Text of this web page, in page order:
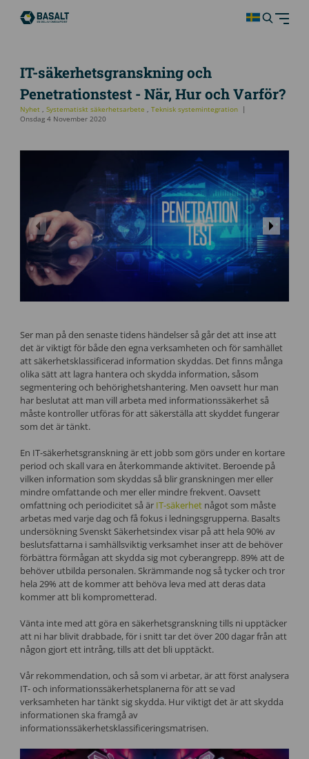
IT-säkerhetsgranskning och
Penetrationstest - När, Hur och Varför?
Nyhet Systematiskt säkerhetsarbete
Teknisk systemintegration
Onsdag 4 November 2020
Ser man på den senaste tidens händelser så går det att inse att
det är viktigt för både den egna verksamheten och för samhället
att säkerhetsklassificerad information skyddas. Det finns många
olika sätt att lagra hantera och skydda information, såsom
segmentering och behörighetshantering. Men oavsett hur man
har beslutat att man vill arbeta med informationssäkerhet så
måste kontroller utföras för att säkerställa att skyddet fungerar
som det är tänkt.
En IT-säkerhetsgranskning är ett jobb som görs under en kortare
period och skall vara en återkommande aktivitet. Beroende på
vilken information som skyddas så blir granskningen mer eller
mindre omfattande och mer eller mindre frekvent. Oavsett
omfattning och periodicitet så är IT-säkerhetnågot som måste
arbetas med varje dag och få fokus i ledningsgrupperna. Basalts
undersökning Svenskt Säkerhetsindex visar på att hela 90% av
beslutsfattarna i samhällsviktig verksamhet inser att de behöver
förbättra förmågan att skydda sig mot cyberangrepp. 89% att de
behöver utbilda personalen. Skrämmande nog så tycker och tror
hela 29% att de kommer att behöva leva med att deras data
kommer att bli komprometterad.
Vänta inte med att göra en säkerhetsgranskning tills ni upptäcker
att ni har blivit drabbade, för i snitt tar det över 200 dagar från att
någon gjort ett intrång, tills att det bli upptäckt.
Vår rekommendation, och så som vi arbetar, är att först analysera
IT- och informationssäkerhetsplanerna för att se vad
verksamheten har tänkt sig skydda. Hur viktigt det är att skydda
informationen ska framgå av
informationssäkerhetsklassificeringsmatrisen.